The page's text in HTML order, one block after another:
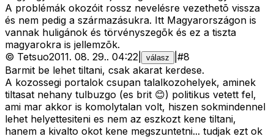
A problémák okozóit rossz nevelésre vezethetõ vissza
és nem pedig a származásukra. Itt Magyarországon is
vannak huligánok és törvényszegõk és ez a tiszta
magyarokra is jellemzõk.
© Tetsuo2011. 08. 29.. 04:22 válasz #8
Barmit be lehet tiltani, csak akarat kerdese.
A kozossegi portalok csupan talalkozohelyek, aminek
tiltasat nehany tulbuzgo (es brit 😊) politikus vetett fel,
ami mar akkor is komolytalan volt, hiszen sokmindennel
lehet helyettesiteni es nem az eszkozt kene tiltani,
hanem a kivalto okot kene megszuntetni... tudjak ezt ok